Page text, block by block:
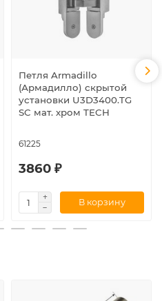
Петля Armadillo
(Армадилло) скрытой
установки U3D3400.TG
SC мат. хром TECH
61225
3860 ₽
В корзину